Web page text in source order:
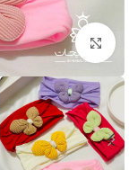
بزرگنمایی